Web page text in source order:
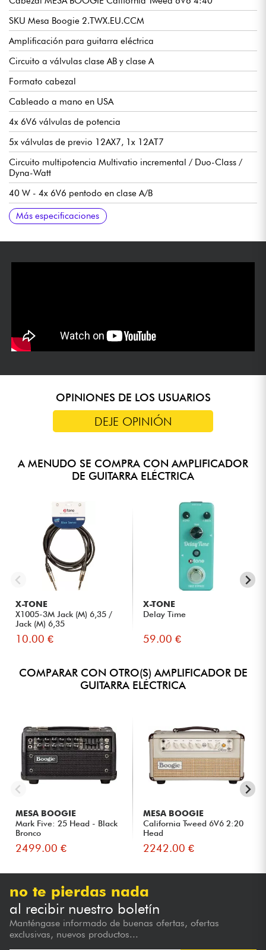
SKU Mesa Boogie 2.TWX.EU.CCM
Amplificación para guitarra eléctrica
Circuito a válvulas clase AB y clase A
Formato cabezal
Cableado a mano en USA
4x 6V6 válvulas de potencia
5x válvulas de previo 12AX7, 1x 12AT7
Circuito multipotencia Multivatio incremental / Duo-Class /
Dyna-Watt
40 W - 4x 6V6 pentodo en clase A/B
30 W - 2x 6V6 triodo en clase A/B y 2x 6V6 pentodo en clase
A/B
20 W - 2x 6V6 pentodo en clase A/B
10 W - 2x 6V6 triodo en clase A/B
2 W - 1x 6V6 triodo y 1x 6V6 pentodo en clase A Single-Ended
en paralelo
Canal mono
2x entradas Normal / Low
Entrada Normal : Limpio a Overdrive
Entrada baja: limpia
Circuito de rectificación de diodo de silicio
Bucle de efectos con búfer de válvulas
Reverberación de muelle "Long Tank" conmutable con pedal
Conmutador de pedal opcional para controlar la
reverberación
245 x 578 x 264 mm
13,6 kg
Funda protectora Mesa Boogie incluida
Manual en inglés (https://tinyurl.com/2ndry8au)
Más especificaciones
OPINIONES DE LOS USUARIOS
DEJE OPINIÓN
A MENUDO SE COMPRA CON AMPLIFICADOR
DE GUITARRA ELÉCTRICA
X-TONE
X1005-3M Jack (M) 6,35 /
Jack (M) 6,35
10.00 €
X-TONE
Delay Time
59.00 €
COMPARAR CON OTRO(S) AMPLIFICADOR DE
GUITARRA ELÉCTRICA
MESA BOOGIE
Mark Five: 25 Head - Black
Bronco
2499.00 €
MESA BOOGIE
California Tweed 6V6 2:20
Head
2242.00 €
no te pierdas nada
al recibir nuestro boletín
Manténgase informado de buenas ofertas, ofertas
exclusivas, nuevos productos...